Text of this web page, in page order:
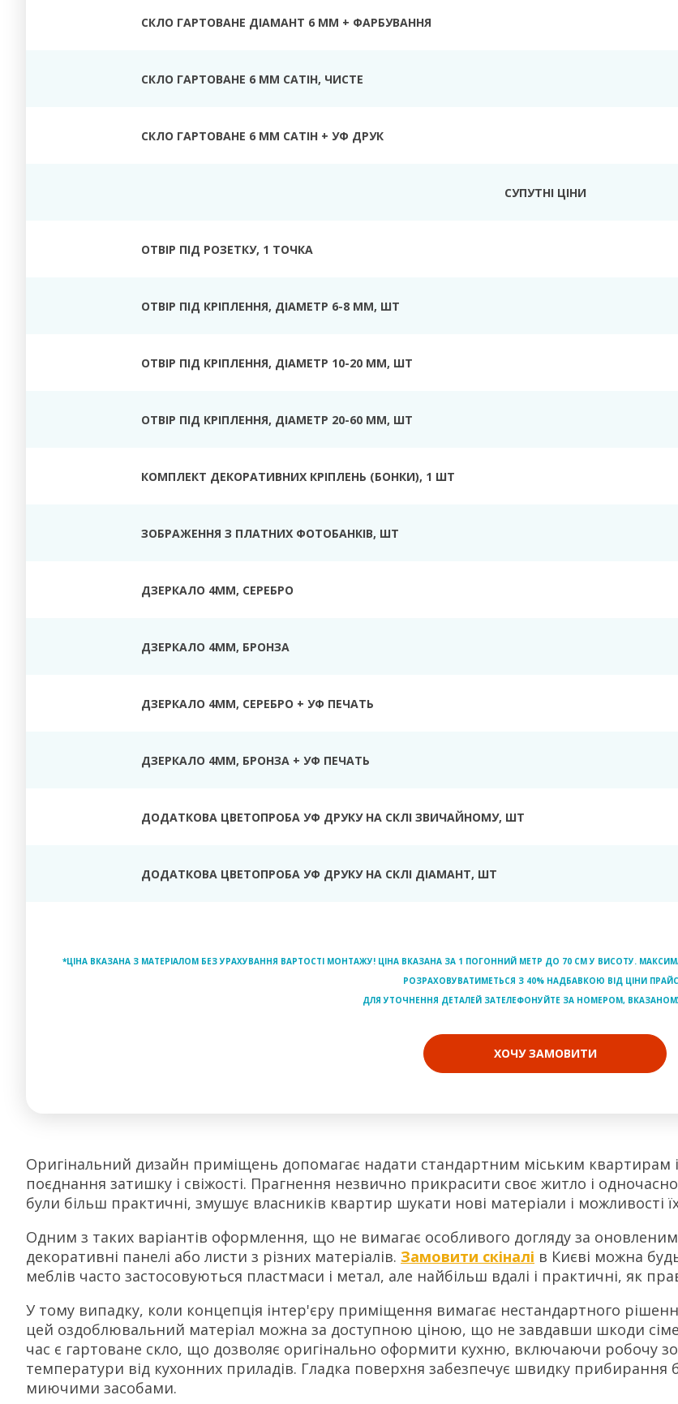
СКЛО ГАРТОВАНЕ ДІАМАНТ 6 ММ + ФАРБУВАННЯ
СКЛО ГАРТОВАНЕ 6 ММ САТІН, ЧИСТЕ
СКЛО ГАРТОВАНЕ 6 ММ САТІН + УФ ДРУК
СУПУТНІ ЦІНИ
ОТВІР ПІД РОЗЕТКУ, 1 ТОЧКА
ОТВІР ПІД КРІПЛЕННЯ, ДІАМЕТР 6-8 ММ, ШТ
ОТВІР ПІД КРІПЛЕННЯ, ДІАМЕТР 10-20 ММ, ШТ
ОТВІР ПІД КРІПЛЕННЯ, ДІАМЕТР 20-60 ММ, ШТ
КОМПЛЕКТ ДЕКОРАТИВНИХ КРІПЛЕНЬ (БОНКИ), 1 ШТ
ЗОБРАЖЕННЯ З ПЛАТНИХ ФОТОБАНКІВ, ШТ
ДЗЕРКАЛО 4ММ, СЕРЕБРО
ДЗЕРКАЛО 4ММ, БРОНЗА
ДЗЕРКАЛО 4ММ, СЕРЕБРО + УФ ПЕЧАТЬ
ДЗЕРКАЛО 4ММ, БРОНЗА + УФ ПЕЧАТЬ
ДОДАТКОВА ЦВЕТОПРОБА УФ ДРУКУ НА СКЛІ ЗВИЧАЙНОМУ, ШТ
ДОДАТКОВА ЦВЕТОПРОБА УФ ДРУКУ НА СКЛІ ДІАМАНТ, ШТ
*ЦІНА ВКАЗАНА З МАТЕРІАЛОМ БЕЗ УРАХУВАННЯ ВАРТОСТІ МОНТАЖУ! ЦІНА ВКАЗАНА ЗА 1 ПОГОННИЙ МЕТР ДО 70 СМ У ВИСОТУ.
РОЗРАХОВУВАТИМЕТЬСЯ З 40% НАДБАВКОЮ ВІД ЦІНИ
ДЛЯ УТОЧНЕННЯ ДЕТАЛЕЙ ЗАТЕЛЕФОНУЙТЕ ЗА НОМЕРОМ,
ХОЧУ ЗАМОВИТИ
Оригінальний дизайн приміщень допомагає надати стандартним міським квартирам
поєднання затишку і свіжості. Прагнення незвично прикрасити своє житло і
були більш практичні, змушує власників квартир шукати нові матеріали і можливості
Одним з таких варіантів оформлення, що не вимагає особливого догляду за
декоративні панелі або листи з різних матеріалів. Замовити скіналі в Києві можна
меблів часто застосовуються пластмаси і метал, але найбільш вдалі і практичні, як
У тому випадку, коли концепція інтер'єру приміщення вимагає нестандартного
цей оздоблювальний матеріал можна за доступною ціною, що не завдавши шкоди
час є гартоване скло, що дозволяє оригінально оформити кухню, включаючи робочу
температури від кухонних приладів. Гладка поверхня забезпечує швидку
миючими засобами.